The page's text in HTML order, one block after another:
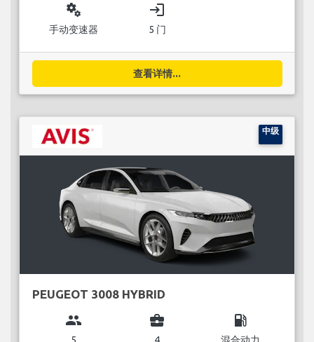
miscellaneous_services
手动变速器
login
5 门
查看详情...
中级
PEUGEOT 3008 HYBRID
group
5
business_center
4
local_gas_station
混合动力